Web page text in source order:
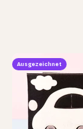
Ausgezeichnet